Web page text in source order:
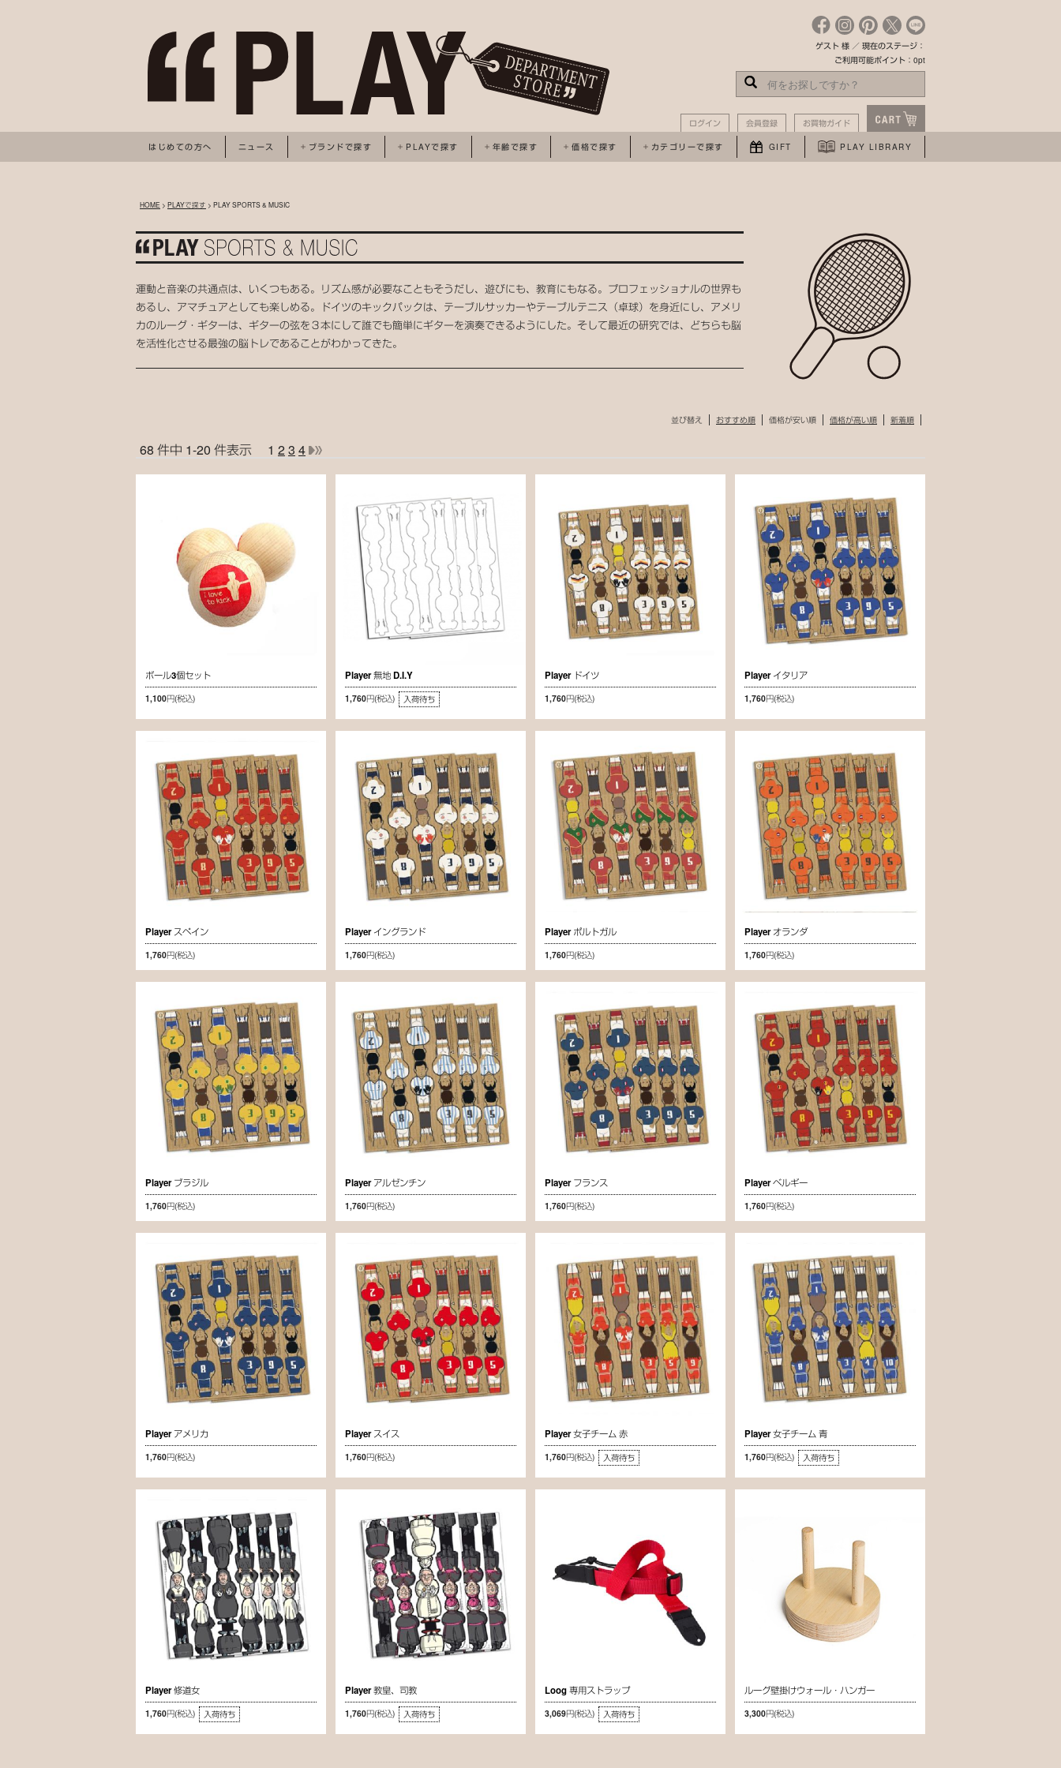
ゲスト 様 ／ 現在のステージ：
ご利用可能ポイント：0pt
ログイン 会員登録 お買物ガイド
はじめての方へ ニュース ブランドで探す PLAYで探す 年齢で探す 価格で探す カテゴリーで探す GIFT PLAY LIBRARY
HOME > PLAYで探す > PLAY SPORTS & MUSIC
運動と音楽の共通点は、いくつもある。リズム感が必要なこともそうだし、遊びにも、教育にもなる。プロフェッショナルの世界も
あるし、アマチュアとしても楽しめる。ドイツのキックパックは、テーブルサッカーやテーブルテニス（卓球）を身近にし、アメリ
カのルーグ・ギターは、ギターの弦を３本にして誰でも簡単にギターを演奏できるようにした。そして最近の研究では、どちらも脳
を活性化させる最強の脳トレであることがわかってきた。
並び替え おすすめ順 価格が安い順 価格が高い順 新着順
68 件中 1-20 件表示 1 2 3 4
ボール3個セット
1,100円(税込)
Player 無地 D.I.Y
1,760円(税込) 入荷待ち
Player ドイツ
1,760円(税込)
Player イタリア
1,760円(税込)
Player スペイン
1,760円(税込)
Player イングランド
1,760円(税込)
Player ポルトガル
1,760円(税込)
Player オランダ
1,760円(税込)
Player ブラジル
1,760円(税込)
Player アルゼンチン
1,760円(税込)
Player フランス
1,760円(税込)
Player ベルギー
1,760円(税込)
Player アメリカ
1,760円(税込)
Player スイス
1,760円(税込)
Player 女子チーム 赤
1,760円(税込) 入荷待ち
Player 女子チーム 青
1,760円(税込) 入荷待ち
Player 修道女
1,760円(税込) 入荷待ち
Player 教皇、司教
1,760円(税込) 入荷待ち
Loog 専用ストラップ
3,069円(税込) 入荷待ち
ルーグ壁掛けウォール・ハンガー
3,300円(税込)